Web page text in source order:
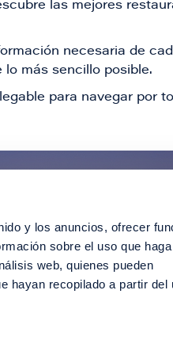
y los anuncios, ofrecer
sobre el uso que
web, quienes pueden
hayan recopilado a partir del
las mejores
necesaria de
más sencillo posible.
para navegar por
novedades!